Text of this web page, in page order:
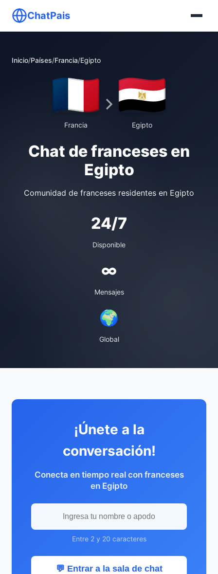
ChatPais
Inicio/Países/Francia/Egipto
Francia Egipto
Chat de franceses en
Egipto
Comunidad de franceses residentes en Egipto
24/7
Disponible
∞
Mensajes
🌍
Global
¡Únete a la
conversación!
Conecta en tiempo real con franceses
en Egipto
Entre 2 y 20 caracteres
💬 Entrar a la sala de chat